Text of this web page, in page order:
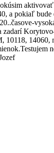
a pokiaľ bude
zadarí
10118, 14060,